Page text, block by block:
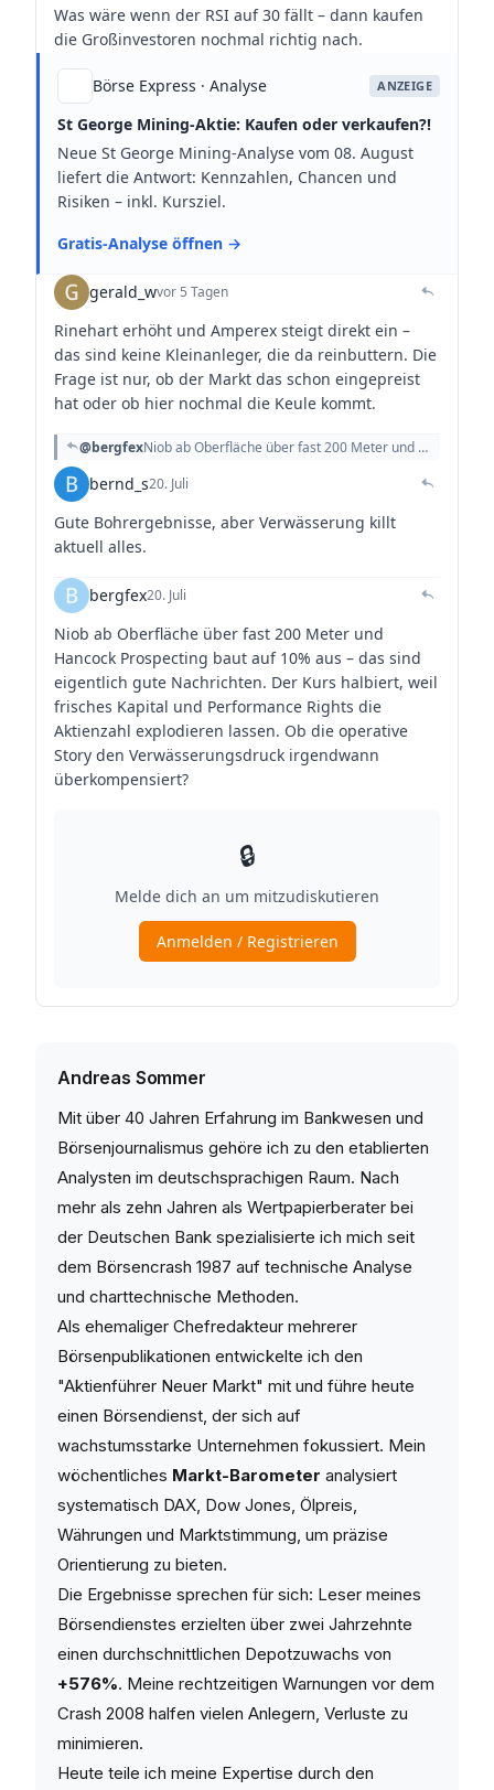
Andreas Sommer
Mit über 40 Jahren Erfahrung im Bankwesen und
Börsenjournalismus gehöre ich zu den etablierten
Analysten im deutschsprachigen Raum. Nach
mehr als zehn Jahren als Wertpapierberater bei
der Deutschen Bank spezialisierte ich mich seit
dem Börsencrash 1987 auf technische Analyse
und charttechnische Methoden.
Als ehemaliger Chefredakteur mehrerer
Börsenpublikationen entwickelte ich den
"Aktienführer Neuer Markt" mit und führe heute
einen Börsendienst, der sich auf
wachstumsstarke Unternehmen fokussiert. Mein
wöchentliches Markt-Barometer analysiert
systematisch DAX, Dow Jones, Ölpreis,
Währungen und Marktstimmung, um präzise
Orientierung zu bieten.
Die Ergebnisse sprechen für sich: Leser meines
Börsendienstes erzielten über zwei Jahrzehnte
einen durchschnittlichen Depotzuwachs von
+576%. Meine rechtzeitigen Warnungen vor dem
Crash 2008 halfen vielen Anlegern, Verluste zu
minimieren.
Heute teile ich meine Expertise durch den